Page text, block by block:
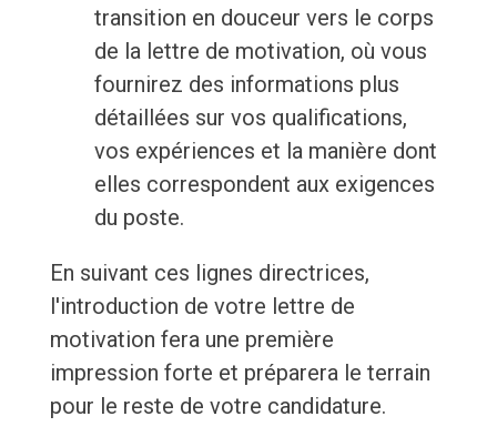
transition en douceur vers le corps
de la lettre de motivation, où vous
fournirez des informations plus
détaillées sur vos qualifications,
vos expériences et la manière dont
elles correspondent aux exigences
du poste.
En suivant ces lignes directrices,
l'introduction de votre lettre de
motivation fera une première
impression forte et préparera le terrain
pour le reste de votre candidature.